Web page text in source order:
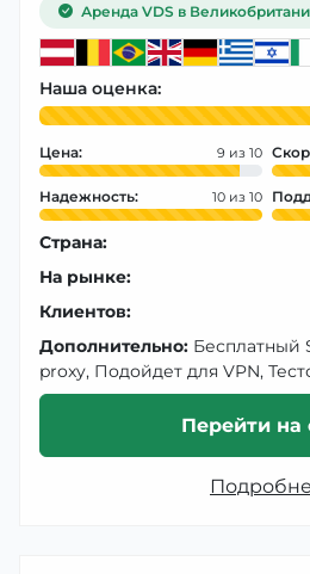
Аренда VDS в
Наша оценка:
Цена: 9
Надежность: 10
Страна:
На рынке:
Клиентов:
Дополнительно: Бесплатный
proxy, Подойдет для VPN,
Перейти на